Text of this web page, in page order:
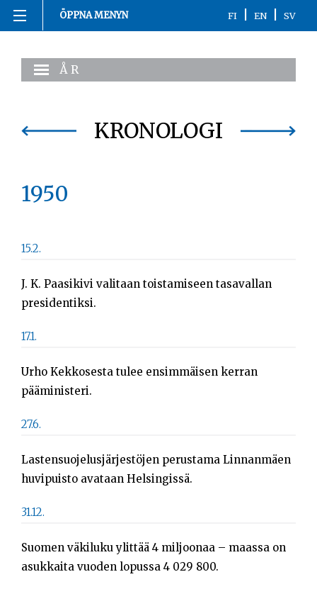
innehåll
ÖPPNA MENYN FI EN| SV
1863-1916
Personer
ÅR
KRONOLOGI
1950
15.2.
J. K. Paasikivi valitaan toistamiseen tasavallan
presidentiksi.
17.1.
Urho Kekkosesta tulee ensimmäisen kerran
pääministeri.
27.6.
Lastensuojelusjärjestöjen perustama Linnanmäen
huvipuisto avataan Helsingissä.
31.12.
Suomen väkiluku ylittää 4 miljoonaa – maassa on
asukkaita vuoden lopussa 4 029 800.